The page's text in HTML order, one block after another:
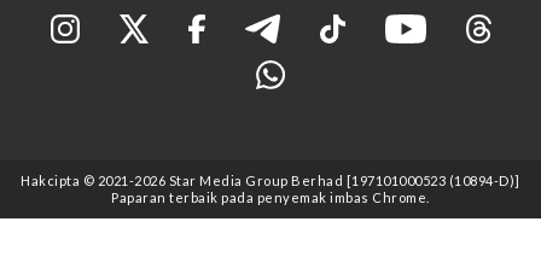
Hakcipta © 2021 -2026 Star Media Group Berhad [197101000523 (10894-D)]
Paparan terbaik pada penyemak imbas Chrome.